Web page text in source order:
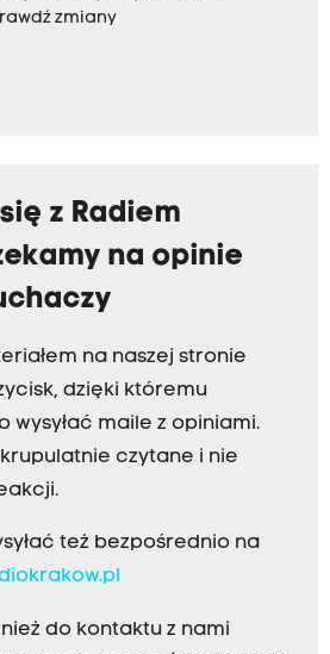
zmiany
z Radiem
na opinie
na naszej stronie
dzięki któremu
wysyłać maile z opiniami.
czytane i nie
też bezpośrednio na
do kontaktu z nami